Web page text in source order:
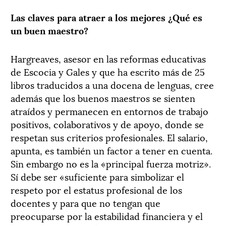
Las claves para atraer a los mejores ¿Qué es
un buen maestro?
Hargreaves, asesor en las reformas educativas
de Escocia y Gales y que ha escrito más de 25
libros traducidos a una docena de lenguas, cree
además que los buenos maestros se sienten
atraídos y permanecen en entornos de trabajo
positivos, colaborativos y de apoyo, donde se
respetan sus criterios profesionales. El salario,
apunta, es también un factor a tener en cuenta.
Sin embargo no es la «principal fuerza motriz».
Sí debe ser «suficiente para simbolizar el
respeto por el estatus profesional de los
docentes y para que no tengan que
preocuparse por la estabilidad financiera y el